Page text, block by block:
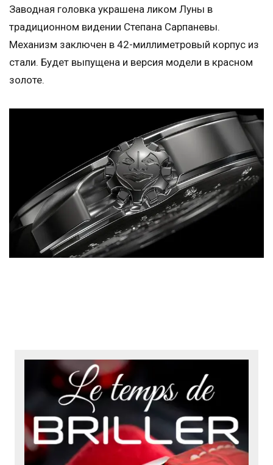
Заводная головка украшена ликом Луны в
традиционном видении Степана Сарпаневы.
Механизм заключен в 42-миллиметровый корпус из
стали. Будет выпущена и версия модели в красном
золоте.